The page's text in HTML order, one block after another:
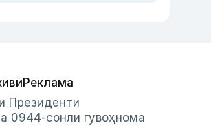
Реклама
Президенти
0944-сонли гувоҳнома